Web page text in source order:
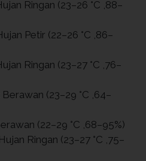
Ringan (23–26 °C ,88–
Petir (22–26 °C ,86–
Ringan (23–27 °C ,76–
(23–29 °C ,64–
(22–29 °C ,68–95%)
Ringan (23–27 °C ,75–